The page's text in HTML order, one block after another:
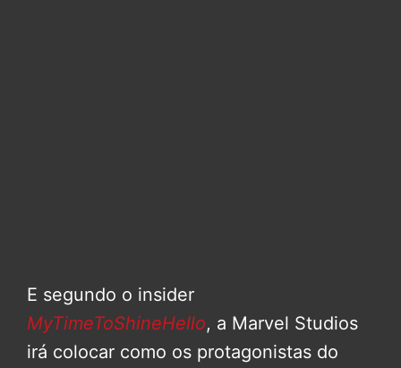
E segundo o insider
MyTimeToShineHello, a Marvel Studios
irá colocar como os protagonistas do